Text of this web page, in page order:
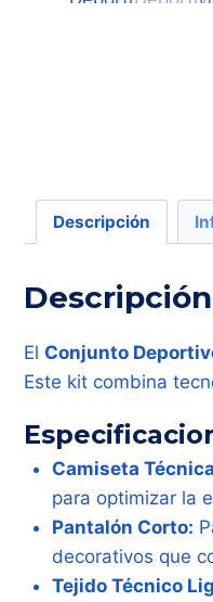
Descripción
Descripción
El Conjunto
Este kit combina
Camiseta
para optimizar la
Pantalón Corto:
decorativos que
Tejido Técnico